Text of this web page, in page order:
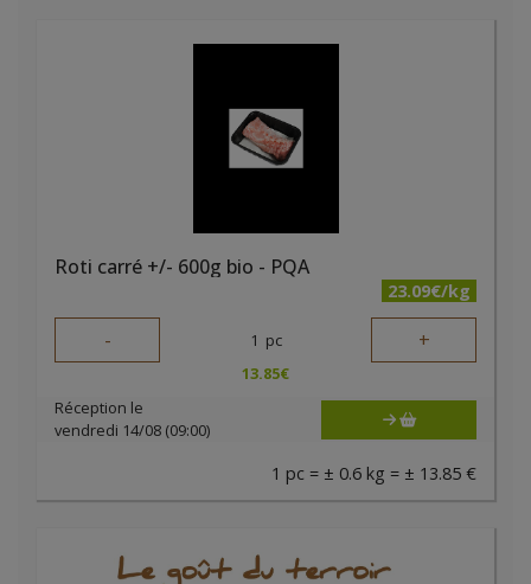
Roti carré +/- 600g bio - PQA
23.09€/kg
- 1 pc +
13.85€
Réception le
vendredi 14/08 (09:00)
1 pc = ± 0.6 kg = ± 13.85 €